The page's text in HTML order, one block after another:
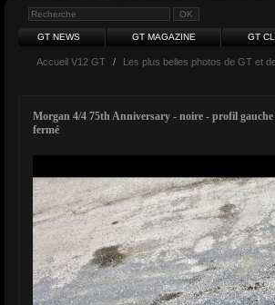
GT NEWS GT MAGAZINE GT
Accueil V12 GT / Les plus belles photos de GT et
Morgan 4/4 75th Anniversary - noire - profil
fermé